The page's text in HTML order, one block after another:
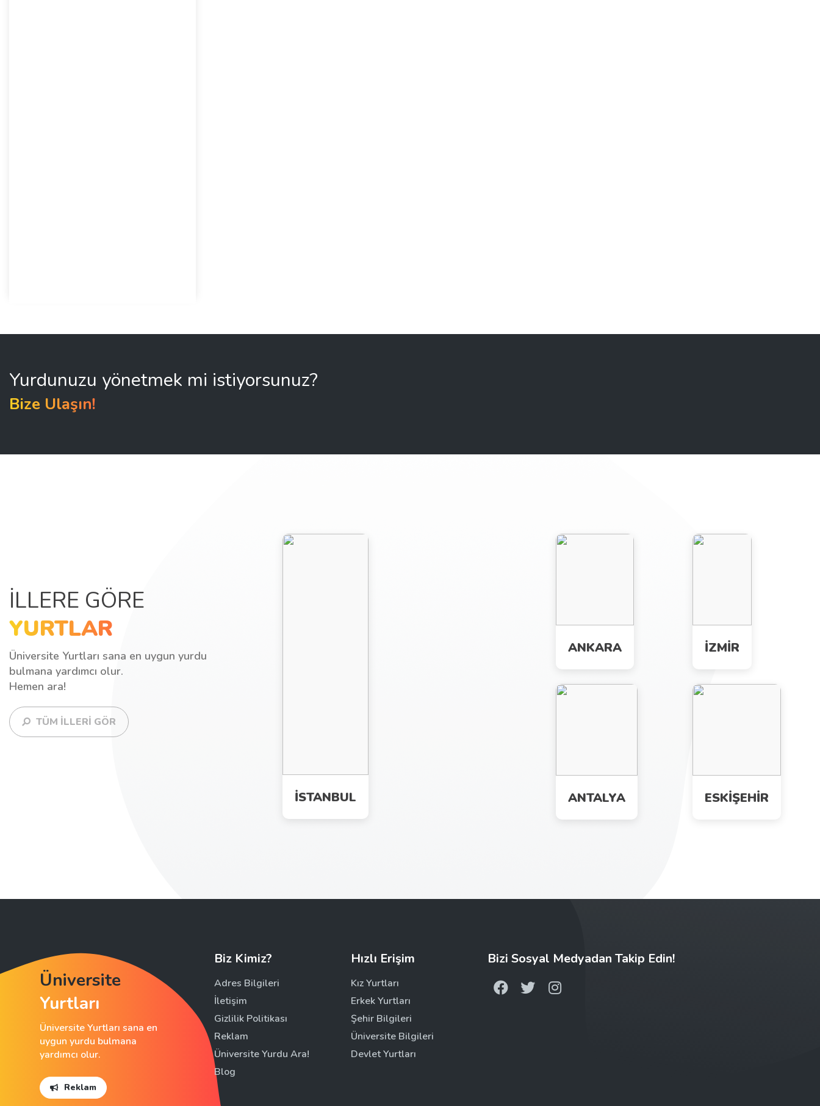
Yurdunuzu yönetmek mi istiyorsunuz?
Bize Ulaşın!
İLLERE GÖRE
YURTLAR
Üniversite Yurtları sana en uygun yurdu
bulmana yardımcı olur.
Hemen ara!
TÜM İLLERİ GÖR
İSTANBUL
ANKARA İZMİR
ANTALYA ESKİŞEHİR
Üniversite
Yurtları
Üniversite Yurtları sana en
uygun yurdu bulmana
yardımcı olur.
Reklam
Biz Kimiz?
Adres Bilgileri
İletişim
Gizlilik Politikası
Reklam
Üniversite Yurdu Ara!
Blog
Hızlı Erişim
Kız Yurtları
Erkek Yurtları
Şehir Bilgileri
Üniversite Bilgileri
Devlet Yurtları
Bizi Sosyal Medyadan Takip Edin!